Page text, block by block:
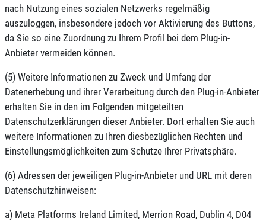
nach Nutzung eines sozialen Netzwerks regelmäßig
auszuloggen, insbesondere jedoch vor Aktivierung des Buttons,
da Sie so eine Zuordnung zu Ihrem Profil bei dem Plug-in-
Anbieter vermeiden können.
(5) Weitere Informationen zu Zweck und Umfang der
Datenerhebung und ihrer Verarbeitung durch den Plug-in-Anbieter
erhalten Sie in den im Folgenden mitgeteilten
Datenschutzerklärungen dieser Anbieter. Dort erhalten Sie auch
weitere Informationen zu Ihren diesbezüglichen Rechten und
Einstellungsmöglichkeiten zum Schutze Ihrer Privatsphäre.
(6) Adressen der jeweiligen Plug-in-Anbieter und URL mit deren
Datenschutzhinweisen:
a) Meta Platforms Ireland Limited, Merrion Road, Dublin 4, D04